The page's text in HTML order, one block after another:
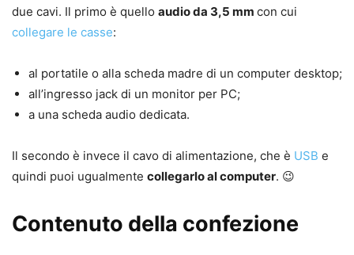
due cavi. Il primo è quello audio da 3,5 mm con cui
collegare le casse:
al portatile o alla scheda madre di un computer desktop;
all’ingresso jack di un monitor per PC;
a una scheda audio dedicata.
Il secondo è invece il cavo di alimentazione, che è USB e
quindi puoi ugualmente collegarlo al computer. 😉
Contenuto della confezione